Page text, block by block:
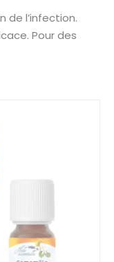
de l’infection.
Pour des